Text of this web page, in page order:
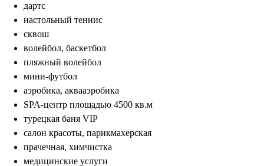
дартс
настольный теннис
сквош
волейбол, баскетбол
пляжный волейбол
мини-футбол
аэробика, аквааэробика
SPA-центр площадью 4500 кв.м
турецкая баня VIP
салон красоты, парикмахерская
прачечная, химчистка
медицинские услуги